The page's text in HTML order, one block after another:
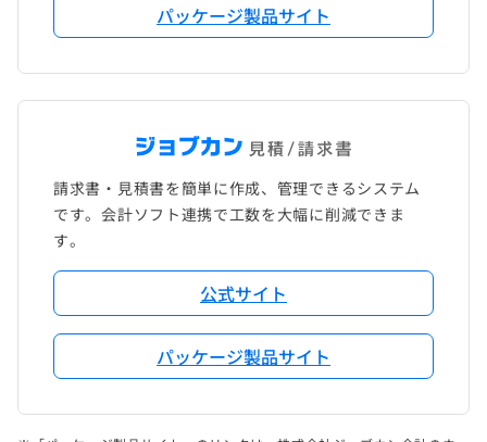
パッケージ製品サイト
請求書・見積書を簡単に作成、管理できるシステム
です。会計ソフト連携で工数を大幅に削減できま
す。
公式サイト
パッケージ製品サイト